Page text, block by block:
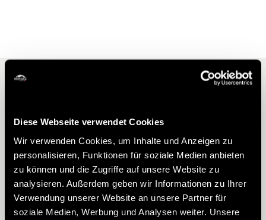
Diese Webseite verwendet Cookies
Wir verwenden Cookies, um Inhalte und Anzeigen zu
personalisieren, Funktionen für soziale Medien anbieten
zu können und die Zugriffe auf unsere Website zu
analysieren. Außerdem geben wir Informationen zu Ihrer
Verwendung unserer Website an unsere Partner für
soziale Medien, Werbung und Analysen weiter. Unsere
Andere Ideen
Nendaz eBike Tour